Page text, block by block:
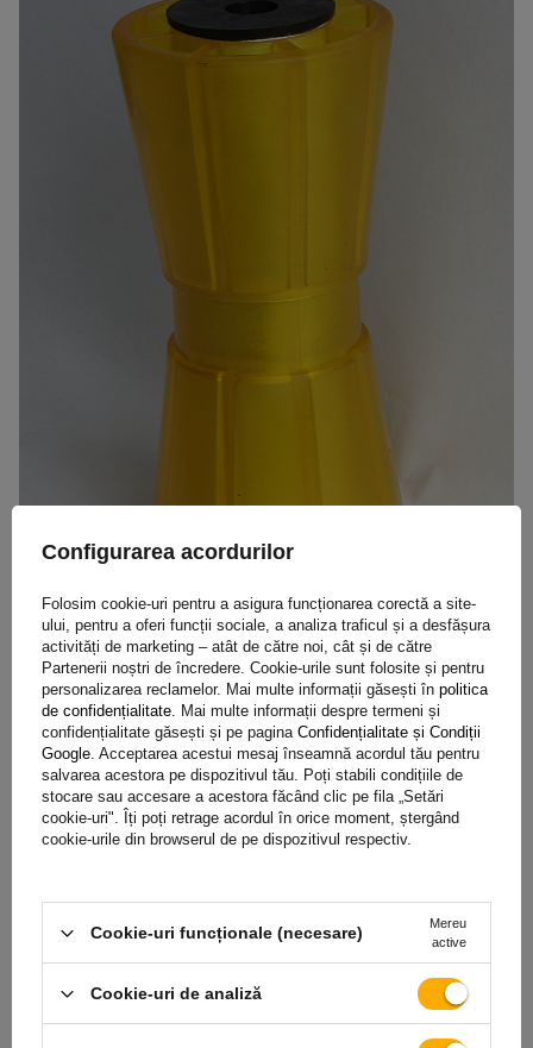
Garanție
Achiziționând orice produs din oferta noastră, veți primi o
garanție de 2 ani.Datorită acestui lucru, îl puteți folosi fără
să vă faceți griji cu privire la consecințele unei posibile avarii.
procesul de depunere a unei posibile reclamațiitrebuie doar
să completați și să trimiteți formularul disponibil pe site-ul
nostru.
Configurarea acordurilor
Folosim cookie-uri pentru a asigura funcționarea corectă a site-
ului, pentru a oferi funcții sociale, a analiza traficul și a desfășura
activități de marketing – atât de către noi, cât și de către
Partenerii noștri de încredere. Cookie-urile sunt folosite și pentru
personalizarea reclamelor. Mai multe informații găsești în politica
de confidențialitate. Mai multe informații despre termeni și
confidențialitate găsești și pe pagina Confidențialitate și Condiții
Google. Acceptarea acestui mesaj înseamnă acordul tău pentru
salvarea acestora pe dispozitivul tău. Poți stabili condițiile de
stocare sau accesare a acestora făcând clic pe fila „Setări
cookie-uri". Îți poți retrage acordul în orice moment, ștergând
cookie-urile din browserul de pe dispozitivul respectiv.
Cookie-uri funcționale (necesare)
Mereu
active
Cookie-uri de analiză